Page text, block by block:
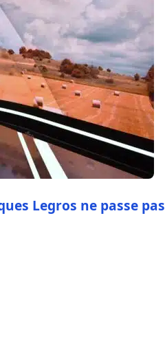
Legros ne passe pas